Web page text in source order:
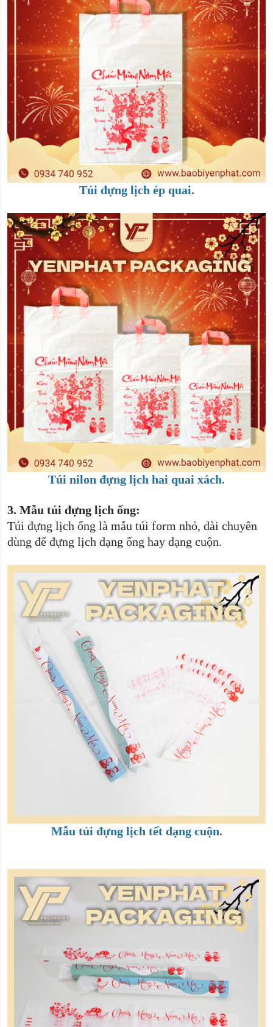
Túi đựng lịch ép quai.
Túi nilon đựng lịch hai quai xách.
3. Mẫu túi đựng lịch ống:
Túi đựng lịch ống là mẫu túi form nhỏ, dài chuyên
dùng để đựng lịch dạng ống hay dạng cuộn.
Mẫu túi đựng lịch tết dạng cuộn.